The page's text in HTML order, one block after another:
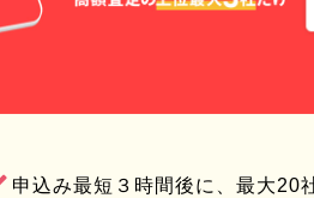
申込み最短３時間後に、最大20